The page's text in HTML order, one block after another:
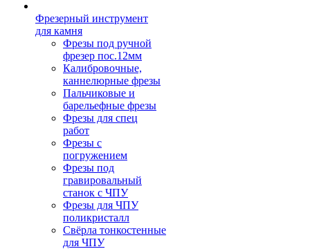
Фрезерный инструмент
для камня
Фрезы под ручной
фрезер пос.12мм
Калибровочные,
каннелюрные фрезы
Пальчиковые и
барельефные фрезы
Фрезы для спец
работ
Фрезы с
погружением
Фрезы под
гравировальный
станок с ЧПУ
Фрезы для ЧПУ
поликристалл
Свёрла тонкостенные
для ЧПУ